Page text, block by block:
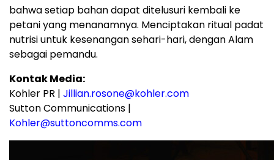
bahwa setiap bahan dapat ditelusuri kembali ke
petani yang menanamnya. Menciptakan ritual padat
nutrisi untuk kesenangan sehari-hari, dengan Alam
sebagai pemandu.
Kontak Media:
Kohler PR | Jillian.rosone@kohler.com
Sutton Communications |
Kohler@suttoncomms.com